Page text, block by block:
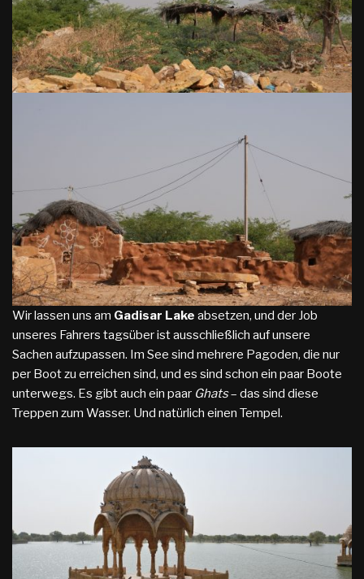
Wir lassen uns am Gadisar Lake absetzen, und der Job
unseres Fahrers tagsüber ist ausschließlich auf unsere
Sachen aufzupassen. Im See sind mehrere Pagoden, die nur
per Boot zu erreichen sind, und es sind schon ein paar Boote
unterwegs. Es gibt auch ein paar Ghats– das sind diese
Treppen zum Wasser. Und natürlich einen Tempel.